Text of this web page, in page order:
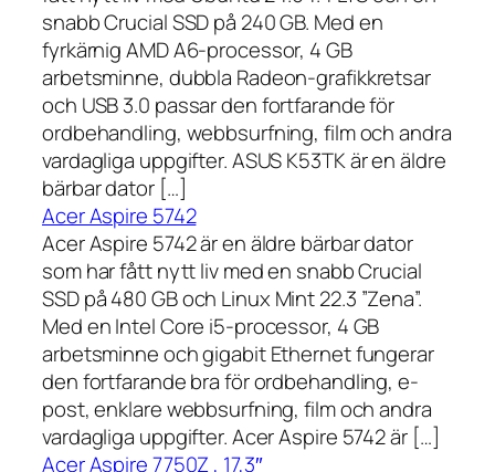
snabb Crucial SSD på 240 GB. Med en
fyrkärnig AMD A6-processor, 4 GB
arbetsminne, dubbla Radeon-grafikkretsar
och USB 3.0 passar den fortfarande för
ordbehandling, webbsurfning, film och andra
vardagliga uppgifter. ASUS K53TK är en äldre
bärbar dator […]
Acer Aspire 5742
Acer Aspire 5742 är en äldre bärbar dator
som har fått nytt liv med en snabb Crucial
SSD på 480 GB och Linux Mint 22.3 ”Zena”.
Med en Intel Core i5-processor, 4 GB
arbetsminne och gigabit Ethernet fungerar
den fortfarande bra för ordbehandling, e-
post, enklare webbsurfning, film och andra
vardagliga uppgifter. Acer Aspire 5742 är […]
Acer Aspire 7750Z , 17,3″